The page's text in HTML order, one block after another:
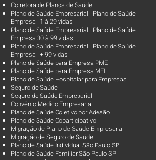
Corretora de Planos de Saúde
Plano de Saúde Empresarial Plano de Saúde
Empresa 1 à 29 vidas
Plano de Saúde Empresarial Plano de Saúde
Empresa 30 à 99 vidas ​
Plano de Saúde Empresarial Plano de Saúde
Empresa + 99 vidas
Plano de Saúde para Empresa PME
Plano de Saúde para Empresa MEI
Plano de Saúde Hospitalar para Empresas
Seguro de Saúde
Seguro de Saúde Empresarial
Convênio Médico Empresarial
Plano de Saúde Coletivo por Adesão
Plano de Saúde Coparticipativo
Migração de Plano de Saúde Empresarial
Migração de Seguro de Saúde
Plano de Saúde Individual São Paulo SP
Plano de Saúde Familiar São Paulo SP